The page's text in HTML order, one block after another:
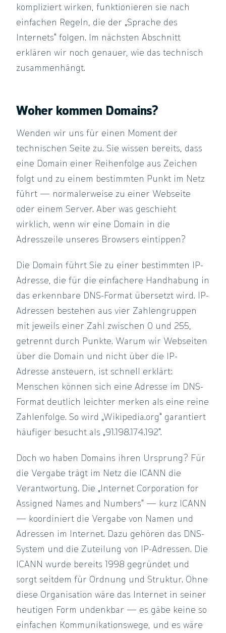
kompliziert wirken, funktionieren sie nach
einfachen Regeln, die der „Sprache des
Internets“ folgen. Im nächsten Abschnitt
erklären wir noch genauer, wie das technisch
zusammenhängt.
Woher kommen Domains?
Wenden wir uns für einen Moment der
technischen Seite zu. Sie wissen bereits, dass
eine Domain einer Reihenfolge aus Zeichen
folgt und zu einem bestimmten Punkt im Netz
führt — normalerweise zu einer Webseite
oder einem Server. Aber was geschieht
wirklich, wenn wir eine Domain in die
Adresszeile unseres Browsers eintippen?
Die Domain führt Sie zu einer bestimmten IP-
Adresse, die für die einfachere Handhabung in
das erkennbare DNS-Format übersetzt wird. IP-
Adressen bestehen aus vier Zahlengruppen
mit jeweils einer Zahl zwischen 0 und 255,
getrennt durch Punkte. Warum wir Webseiten
über die Domain und nicht über die IP-
Adresse ansteuern, ist schnell erklärt:
Menschen können sich eine Adresse im DNS-
Format deutlich leichter merken als eine reine
Zahlenfolge. So wird „Wikipedia.org“ garantiert
häufiger besucht als „91.198.174.192“.
Doch wo haben Domains ihren Ursprung? Für
die Vergabe trägt im Netz die ICANN die
Verantwortung. Die „Internet Corporation for
Assigned Names and Numbers“ — kurz ICANN
— koordiniert die Vergabe von Namen und
Adressen im Internet. Dazu gehören das DNS-
System und die Zuteilung von IP-Adressen. Die
ICANN wurde bereits 1998 gegründet und
sorgt seitdem für Ordnung und Struktur. Ohne
diese Organisation wäre das Internet in seiner
heutigen Form undenkbar — es gäbe keine so
einfachen Kommunikationswege, und es wäre